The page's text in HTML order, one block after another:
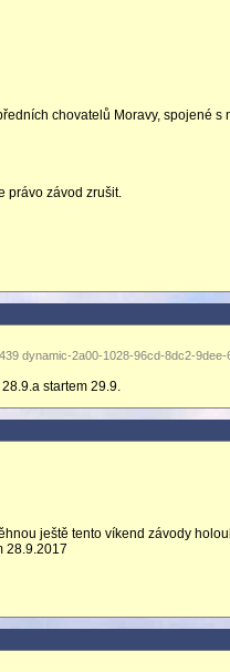
chovatelů Moravy, spojené
právo závod zrušit.
dynamic-2a00-1028-96cd-8dc2-
startem 29.9.
ještě tento víkend závody
28.9.2017